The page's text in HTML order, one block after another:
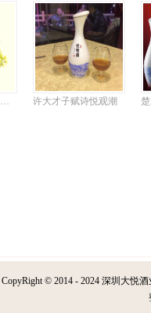
湘美男蒋总享醉悦观潮诗意大发 许大才子赋诗悦观潮
CopyRight © 2014 - 2024 深圳大悦